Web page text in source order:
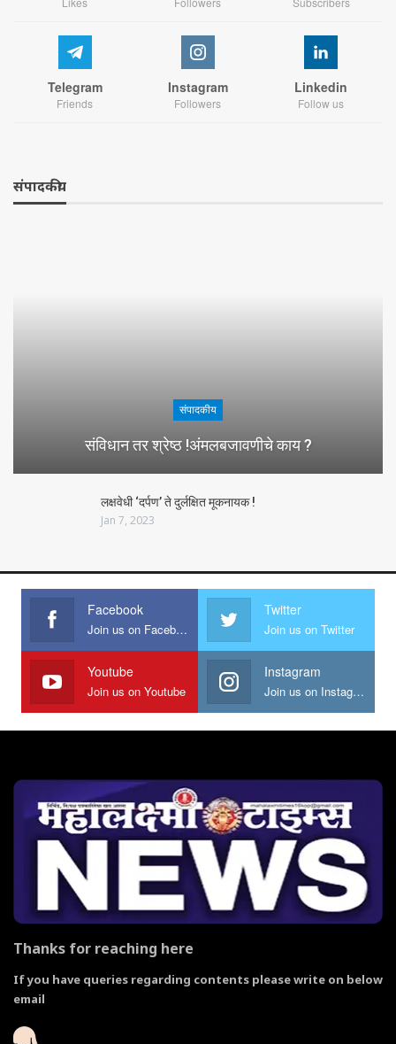
Telegram
Friends
Instagram
Followers
Linkedin
Follow us
संपादकीय
संपादकीय
संविधान तर श्रेष्ठ !अंमलबजावणीचे काय ?
लक्षवेधी ‘दर्पण’ ते दुर्लक्षित मूकनायक !
Jan 7, 2023
Facebook
Join us on Facebook
Twitter
Join us on Twitter
Youtube
Join us on Youtube
Instagram
Join us on Instagram
Thanks for reaching here
If you have queries regarding contents please write on below
email